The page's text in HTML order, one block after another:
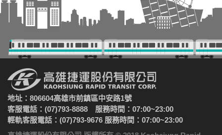
地址：806604高雄市前鎮區中安路1號
客服電話：(07)793-8888 服務時間：07:00~23:00
輕軌客服電話：(07)793-9676 服務時間：07:00~23:00